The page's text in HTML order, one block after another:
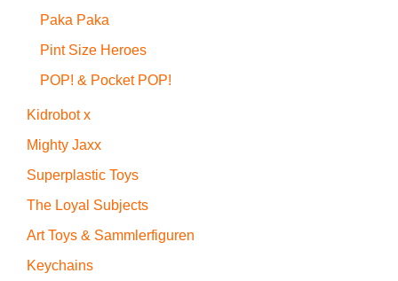
Paka Paka
Pint Size Heroes
POP! & Pocket POP!
Kidrobot x
Mighty Jaxx
Superplastic Toys
The Loyal Subjects
Art Toys & Sammlerfiguren
Keychains